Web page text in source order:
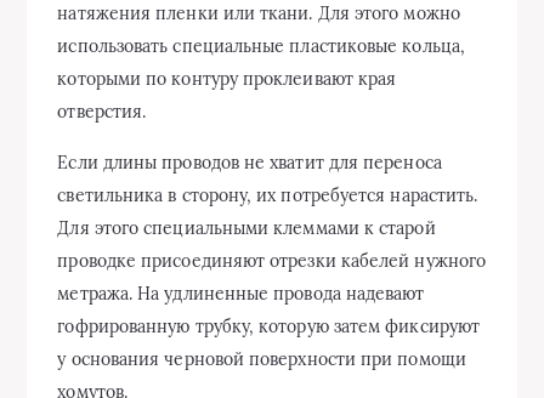
натяжения пленки или ткани. Для этого можно
использовать специальные пластиковые кольца,
которыми по контуру проклеивают края
отверстия.
Если длины проводов не хватит для переноса
светильника в сторону, их потребуется нарастить.
Для этого специальными клеммами к старой
проводке присоединяют отрезки кабелей нужного
метража. На удлиненные провода надевают
гофрированную трубку, которую затем фиксируют
у основания черновой поверхности при помощи
хомутов.